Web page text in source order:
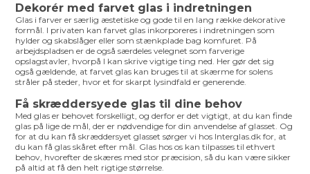
Dekorér med farvet glas i indretningen
Glas i farver er særlig æstetiske og gode til en lang række dekorative
formål. I privaten kan farvet glas inkorporeres i indretningen som
hylder og skabslåger eller som stænkplade bag komfuret. På
arbejdspladsen er de også særdeles velegnet som farverige
opslagstavler, hvorpå I kan skrive vigtige ting ned. Her gør det sig
også gældende, at farvet glas kan bruges til at skærme for solens
stråler på steder, hvor et for skarpt lysindfald er generende.
Få skræddersyede glas til dine behov
Med glas er behovet forskelligt, og derfor er det vigtigt, at du kan finde
glas på lige de mål, der er nødvendige for din anvendelse af glasset. Og
for at du kan få skræddersyet glasset sørger vi hos Interglas.dk for, at
du kan få glas skåret efter mål. Glas hos os kan tilpasses til ethvert
behov, hvorefter de skæres med stor præcision, så du kan være sikker
på altid at få den helt rigtige størrelse.